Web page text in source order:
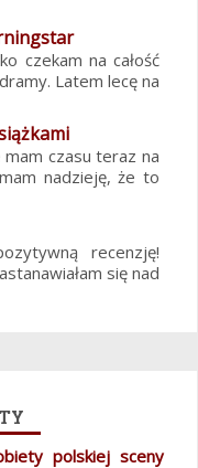
czekam na całość
Latem lecę na
czasu teraz na
nadzieję, że to
recenzję!
się nad
polskiej sceny